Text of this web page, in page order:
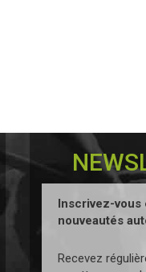
Inscrivez-
nouveautés
Recevez